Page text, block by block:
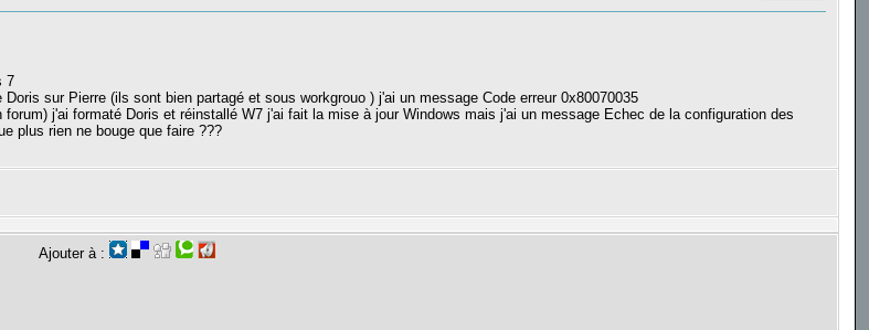
7
sur Pierre (ils sont bien partagé et sous workgrouo ) j'ai un message Code erreur 0x80070035
j'ai formaté Doris et réinstallé W7 j'ai fait la mise à jour Windows mais j'ai un message Echec de la configuration des
plus rien ne bouge que faire ???
Ajouter à :